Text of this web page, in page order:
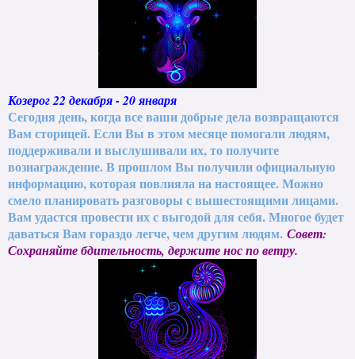
Козерог 22 декабря - 20 января
Сегодня день, когда все ваши добрые дела возвращаются
Вам сторицей. Если Вы в этом месяце помогали людям,
поддерживали и выслушивали их, то получите
вознаграждение. В прошлом Вы получили официальную
информацию, которая повлияла на настоящее. Можно
смело планировать разговоры с вышестоящими лицами.
Вам удастся провести их с выгодой для себя. Многое будет
даваться Вам гораздо легче, чем другим людям. Совет:
Сохраняйте бдительность, держите нос по ветру.